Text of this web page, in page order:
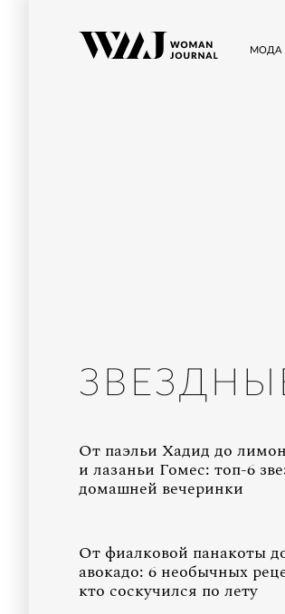
МОДА
От паэльи Хадид до
и лазаньи Гомес: топ-6
домашней вечеринки
От фиалковой панакоты
авокадо: 6 необычных
кто соскучился по лету